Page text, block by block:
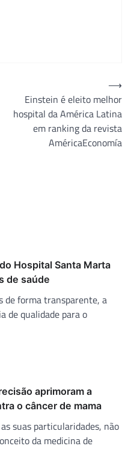
Einstein é eleito melhor
hospital da América Latina
em ranking da revista
AméricaEconomía
⟶
Hospital Santa Marta
de saúde
de forma transparente, a
de qualidade para o
aprimoram a
o câncer de mama
suas particularidades, não
da medicina de